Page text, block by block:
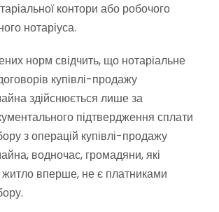
контори або робочого
нотаріуса.
норм свідчить, що нотаріальне
купівлі-продажу
здійснюється лише за
підтвердження сплати
з операцій купівлі-продажу
водночас, громадяни, які
вперше, не є платниками